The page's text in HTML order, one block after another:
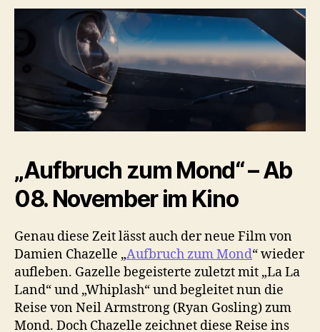
„Aufbruch zum Mond“ – Ab
08. November im Kino
Genau diese Zeit lässt auch der neue Film von
Damien Chazelle „Aufbruch zum Mond“ wieder
aufleben. Gazelle begeisterte zuletzt mit „La La
Land“ und „Whiplash“ und begleitet nun die
Reise von Neil Armstrong (Ryan Gosling) zum
Mond. Doch Chazelle zeichnet diese Reise ins